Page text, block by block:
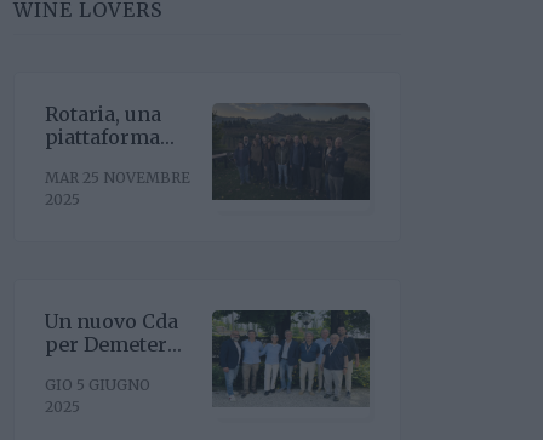
WINE LOVERS
Rotaria, una
piattaforma
nel cuore del
Roero
MAR 25 NOVEMBRE
2025
Un nuovo Cda
per Demeter
riconferma del
presidente
GIO 5 GIUGNO
2025